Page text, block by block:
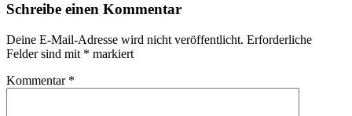
Schreibe einen Kommentar
Deine E-Mail-Adresse wird nicht veröffentlicht. Erforderliche
Felder sind mit * markiert
Kommentar *